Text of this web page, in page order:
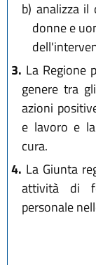
b) analizza il
donne e
3. La Regione
genere tra
azioni
e lavoro e
cura.
4. La Giunta
attività di
personale